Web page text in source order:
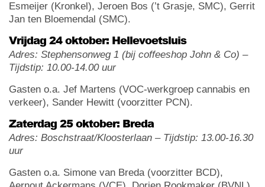
Esmeijer (Kronkel), Jeroen Bos (’t Grasje, SMC), Gerrit
Jan ten Bloemendal (SMC).
Vrijdag 24 oktober: Hellevoetsluis
Adres: Stephensonweg 1 (bij coffeeshop John & Co) –
Tijdstip: 10.00-14.00 uur
Gasten o.a. Jef Martens (VOC-werkgroep cannabis en
verkeer), Sander Hewitt (voorzitter PCN).
Zaterdag 25 oktober: Breda
Adres: Boschstraat/Kloosterlaan – Tijdstip: 13.00-16.30
uur
Gasten o.a. Simone van Breda (voorzitter BCD),